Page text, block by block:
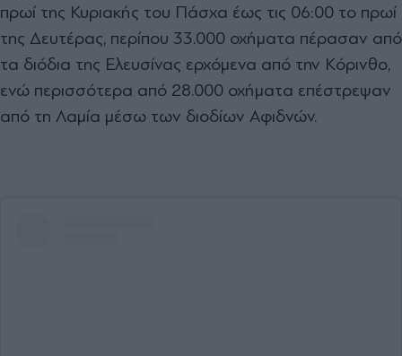
πρωί της Κυριακής του Πάσχα έως τις 06:00 το πρωί
της Δευτέρας, περίπου 33.000 οχήματα πέρασαν από
τα διόδια της Ελευσίνας ερχόμενα από την Κόρινθο,
ενώ περισσότερα από 28.000 οχήματα επέστρεψαν
από τη Λαμία μέσω των διοδίων Αφιδνών.